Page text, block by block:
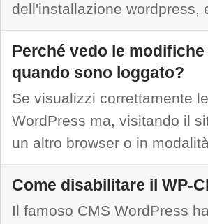
dell'installazione wordpress,
Perché vedo le
quando sono loggato?
Se visualizzi correttamente
WordPress ma, visitando il
un altro browser o in
Come disabilitare il WP-
Il famoso CMS WordPress